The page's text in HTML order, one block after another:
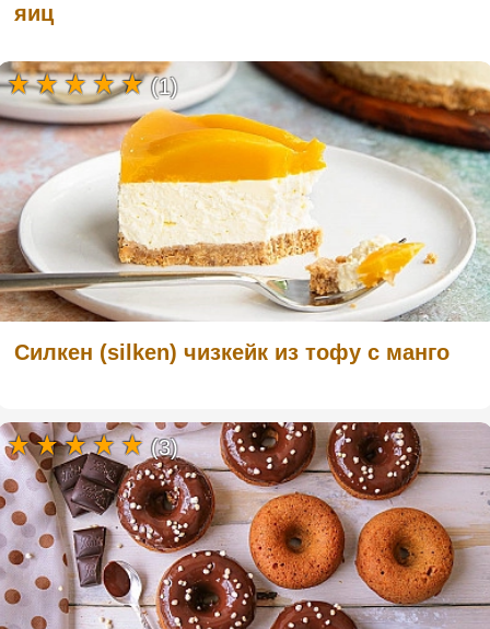
яиц
Силкен (silken) чизкейк из тофу с манго
(1)
(3)